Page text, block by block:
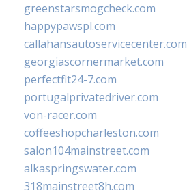
greenstarsmogcheck.com
happypawspl.com
callahansautoservicecenter.com
georgiascornermarket.com
perfectfit24-7.com
portugalprivatedriver.com
von-racer.com
coffeeshopcharleston.com
salon104mainstreet.com
alkaspringswater.com
318mainstreet8h.com